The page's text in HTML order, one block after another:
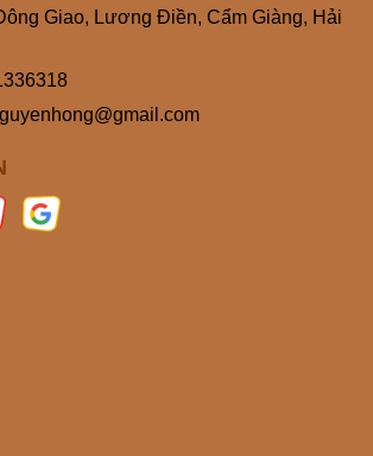
Giao, Lương Điền, Cẩm Giàng, Hải